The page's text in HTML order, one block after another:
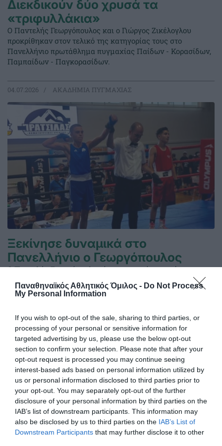
Παναθηναϊκός Αθλητικός Όμιλος - Do Not Process
My Personal Information
If you wish to opt-out of the sale, sharing to third parties, or
processing of your personal or sensitive information for
targeted advertising by us, please use the below opt-out
section to confirm your selection. Please note that after your
opt-out request is processed you may continue seeing
interest-based ads based on personal information utilized by
us or personal information disclosed to third parties prior to
your opt-out. You may separately opt-out of the further
disclosure of your personal information by third parties on the
IAB’s list of downstream participants. This information may
also be disclosed by us to third parties on the IAB’s List of
Downstream Participants that may further disclose it to other
Διεκδικούν δύο χρυσά τα
«τριφυλλάκια»
Ο Παντελής Γεωργόπουλος και ο Γιώργος Ζικέλογλου
προκρίθηκαν στον τελικό της κατηγορίας τους στο
Πανελλήνιο πρωτάθλημα πυγμαχίας Παίδων - Κορασίδων,
Παμπαίδων - Παγκορασίδων.
04.07.2026 ΑΚΑΔΗΜΙΑ ΠΥΓΜΑΧΙΑΣ
Ξεκίνησε δυναμικά στο
Πανελλήνιο ο Γεωργόπουλος
Ο Παντελής Γεωργόπουλος έκανε πρεμιέρα με νίκη στο
Πανελλήνιο πρωτάθλημα πυγμαχίας Παίδων - Κορασίδων,
Παμπαίδων - Παγκορασίδων.
03.07.2026 ΑΚΑΔΗΜΙΑ ΠΥΓΜΑΧΙΑΣ